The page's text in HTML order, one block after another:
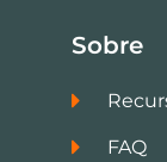
Sobre
FAQ